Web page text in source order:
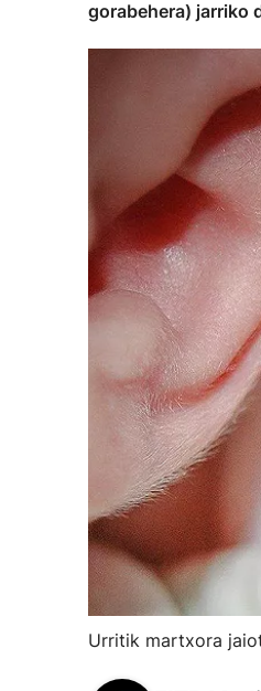
gorabehera) jarriko
Urritik martxora